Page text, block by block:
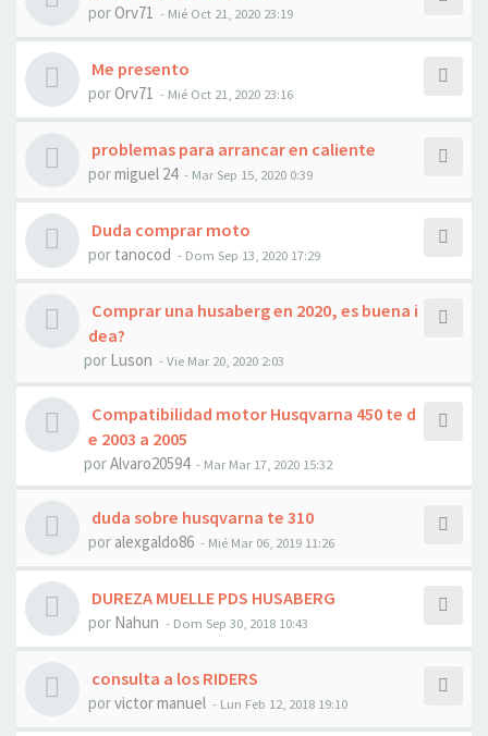
por Orv71 - Mié Oct 21, 2020 23:19
Me presento
porOrv71 - Mié Oct 21, 2020 23:16
problemas para arrancar en caliente
pormiguel 24 - Mar Sep 15, 2020 0:39
Duda comprar moto
por tanocod - Dom Sep 13, 2020 17:29
Comprar una husaberg en 2020, es buena i
dea?
por Luson - Vie Mar 20, 2020 2:03
Compatibilidad motor Husqvarna 450 te d
e 2003 a 2005
porAlvaro20594 - Mar Mar 17, 2020 15:32
duda sobre husqvarna te 310
por alexgaldo86 - Mié Mar 06, 2019 11:26
DUREZA MUELLE PDS HUSABERG
por Nahun - Dom Sep 30, 2018 10:43
consulta a los RIDERS
porvictor manuel - Lun Feb 12, 2018 19:10